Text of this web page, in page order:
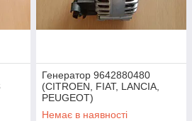
Генератор 9642880480
(CITROEN, FIAT, LANCIA,
PEUGEOT)
Немає в наявності